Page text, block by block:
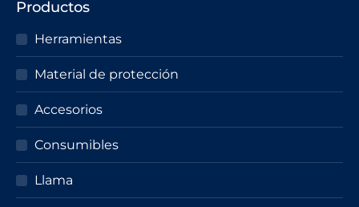
Productos
Herramientas
Material de protección
Accesorios
Consumibles
Llama